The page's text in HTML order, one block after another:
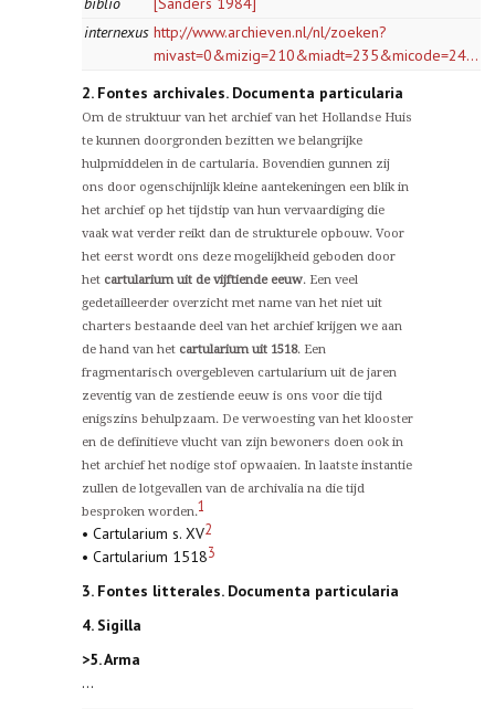
internexus http://www.archieven.nl/nl/zoeken?
mivast=0&mizig=210&miadt=235&micode=24...
2. Fontes archivales. Documenta particularia
Om de struktuur van het archief van het Hollandse Huis
te kunnen doorgronden bezitten we belangrijke
hulpmiddelen in de cartularia. Bovendien gunnen zij
ons door ogenschijnlijk kleine aantekeningen een blik in
het archief op het tijdstip van hun vervaardiging die
vaak wat verder reikt dan de strukturele opbouw. Voor
het eerst wordt ons deze mogelijkheid geboden door
het cartularium uit de vijftiende eeuw. Een veel
gedetailleerder overzicht met name van het niet uit
charters bestaande deel van het archief krijgen we aan
de hand van het cartularium uit 1518. Een
fragmentarisch overgebleven cartularium uit de jaren
zeventig van de zestiende eeuw is ons voor die tijd
enigszins behulpzaam. De verwoesting van het klooster
en de definitieve vlucht van zijn bewoners doen ook in
het archief het nodige stof opwaaien. In laatste instantie
zullen de lotgevallen van de archivalia na die tijd
besproken worden.1
• Cartularium s. XV2
• Cartularium 15183
3. Fontes litterales. Documenta particularia
4. Sigilla
>5. Arma
...